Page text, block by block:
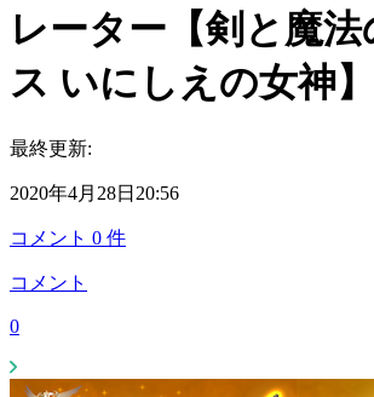
レーター【剣と魔
ス いにしえの女神】
最終更新:
2020年4月28日20:56
コメント 0 件
コメント
0